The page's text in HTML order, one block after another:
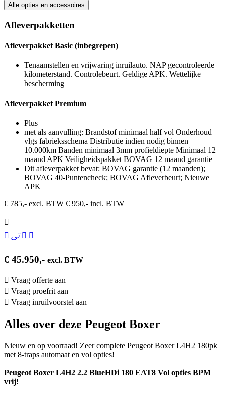
Alle opties en accessoires
Afleverpakketten
Afleverpakket Basic (inbegrepen)
Tenaamstellen en vrijwaring inruilauto. NAP gecontroleerde
kilometerstand. Controlebeurt. Geldige APK. Wettelijke
bescherming
Afleverpakket Premium
Plus
met als aanvulling: Brandstof minimaal half vol Onderhoud
vlgs fabrieksschema Distributie indien nodig binnen
10.000km Banden minimaal 3mm profieldiepte Minimaal 12
maand APK Veiligheidspakket BOVAG 12 maand garantie
Dit afleverpakket bevat: BOVAG garantie (12 maanden);
BOVAG 40-Puntencheck; BOVAG Afleverbeurt; Nieuwe
APK
€ 785,- excl. BTW € 950,- incl. BTW
€ 45.950,- excl. BTW
Vraag offerte aan
Vraag proefrit aan
Vraag inruilvoorstel aan
Alles over deze Peugeot Boxer
Nieuw en op voorraad! Zeer complete Peugeot Boxer L4H2 180pk
met 8-traps automaat en vol opties!
Peugeot Boxer L4H2 2.2 BlueHDi 180 EAT8 Vol opties BPM
vrij!